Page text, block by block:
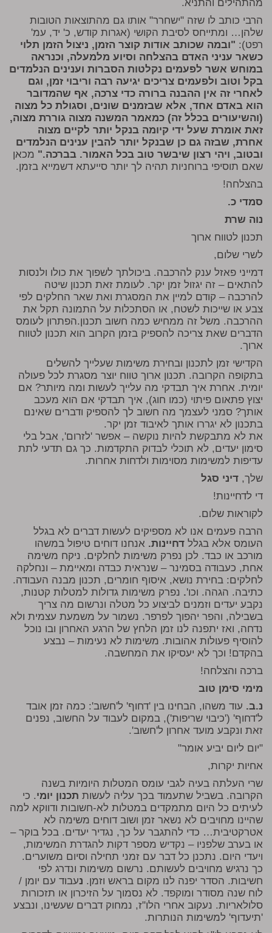
מהתהילים והתניא.
הרבי כותב לו שזה "ישחרר" אותו גם מהתוצאות הטובות
שלהן… ומתייחס לסיבת הקושי (אגרות קודש, כ' יד, עמ'
רפט): "ובמה שכותב אודות קוצר הזמן, ניצול הזמן תלוי
כשאר עניני האדם בהצלחה וסיוע מלמעלה, וכנראה
במוחש אשר לפעמים נקלטות הסברות וענינים הנלמדים
בקל וטוב ולפעמים צריכים יגיעה רבה וריבוי זמן, וגם
לאחרי זה אין ההבנה ברורה כדי צרכה, אף שהמדובר
הוא באדם אחד, אלא שבזמנים שונים, וסגולת כל מצוה
(והשיעורים בכלל זה) כמאמר המשנה מצוה גוררת מצוה,
זאת אומרת שעל ידי קיומה בנקל יותר לקיים מצוה
אחרת, שבזה גם כן שבנקל יותר להבין ענינים הנלמדים
ובטוב, ויהי רצון שיבשר טוב בכל האמור. בברכה." מכאן
שאם תוסיפי ברוחניות תהיה לך יותר סייעתא דשמייא בזמן.
בהצלחה!
סמדי כ.
נוה שרת
תכנון לטווח ארוך
לשרי שלום,
דמייני פאזל ענק להרכבה. ביכולתך לשפוך את כולו ולנסות
להתאים – זה יגזול זמן יקר. לעומת זאת תכנון שיטה
להרכבה – קודם למיין את המסגרת ואת שאר החלקים לפי
צבע או שייכות לשטח, או הסתכלות על התמונה תקל את
ההרכבה. משל זה ממחיש כמה חשוב תכנון.הפתרון לעומס
הדברים שאת צריכה להספיק בזמן הקרוב הוא תכנון לטווח
ארוך.
הקדישי זמן לתכנון ובחירת משימות שעלייך להשלים
בתקופה הקרובה. תכנון ארוך טווח יוצר מסגרת לכל פעולה
יומית. אחרת איך תבדקי מה עלייך לעשות ומה מיותר? אם
יצוץ פתאום פיתוי (כמו חוג), איך תבדקי אם הוא מעכב
אותך? סמני לעצמך מה חשוב לך להספיק ודברים שאינם
בתכנון לא יגררו אותך לאיבוד זמן יקר.
את לא מתבקשת להיות נוקשה – אפשר 'לזרום', אבל בלי
סימון יעדים, לא תוכלי לבדוק התקדמות. כך גם תדעי לתת
עדיפות למשימות מסוימות ולדחות אחרות.
שלך, דיני סגל
די לדחיינות!
לקוראות שלום.
הרבה פעמים אנו לא מספיקים לעשות דברים לא בגלל
העומס אלא בגלל דחיינות. אנחנו דוחים טיפול במשהו
מורכב או כבד. לכן נפרק משימות לחלקים. ניקח משימה
אחת, כעבודה בסמינר – שנראית כבדה ומאיימת – ונחלקה
לחלקים: בחירת נושא, איסוף חומרים, תכנון מבנה העבודה.
כתיבה. הגהה. וכו'. נפרק משימות גדולות למטלות קטנות,
נקבע יעדים וזמנים לביצוע כל מטלה ונרשום מה צריך
בשבילה, והפר יהפוך לפרפר. נשמור על משמעת עצמית ולא
נדחה, ואז יתפנה לנו זמן הלחץ של הרגע האחרון ובו נוכל
להוסיף פעולות אהובות. משימות לא נעימות – נבצע
בהקדם! וכך לא יעסיקו את המחשבה.
ברכה והצלחה!
מימי סימן טוב
נ.ב. עוד משהו, הבחינו בין 'דחוף' ל'חשוב': כמה זמן אובד
ל'דחוף' ('כיבוי שריפות'), במקום לעבוד על החשוב, נפנים
זאת ונקבע מועד אחרון ל'חשוב'.
"יום ליום יביע אומר"
אחיות יקרות,
שרי העלתה בעיה לגבי עומס המטלות היומיות בשנה
הקרובה. בשביל שתעמוד בכך עליה לעשות תכנון יומי. כי
לעיתים כל היום מתמקדים במטלות לא-חשובות ודווקא למה
שהיינו מחויבים לא נשאר זמן ושוב דוחים משימה לא
אטרקטיבית… כדי להתגבר על כך, נגדיר יעדים. בכל בוקר –
או בערב שלפניו – נקדיש מספר דקות להגדרת המשימות,
ויעדי היום. נתכנן כל דבר עם זמני תחילה וסיום משוערים.
כך נרגיש מחויבים לעשותם. נרשום משימות ונדרג לפי
חשיבות. הסדר יפנה לנו מקום בראש וזמן. נעבוד עם יומן /
לוח שנה מסודר ומוקפד. לא נסמוך על הזיכרון או תזכורות
סלולאריות. נעקוב אחרי הלו"ז, נמחוק דברים שעשינו, ונבצע
'תיעדוף' למשימות הנותרות.